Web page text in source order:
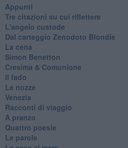
Appunti
Tre citazioni su cui riflettere
L'angelo custode
Dal carteggio Zenodoto Blondie
La cena
Simon Benetton
Cresima & Comunione
Il fado
Le nozze
Venezia
Racconti di viaggio
A pranzo
Quattro poesie
Le parole